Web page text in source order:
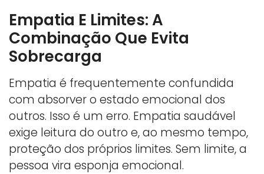
Empatia E Limites: A
Combinação Que Evita
Sobrecarga
Empatia é frequentemente confundida
com absorver o estado emocional dos
outros. Isso é um erro. Empatia saudável
exige leitura do outro e, ao mesmo tempo,
proteção dos próprios limites. Sem limite, a
pessoa vira esponja emocional.